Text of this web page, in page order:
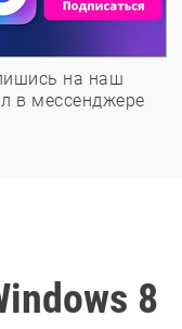
на наш
в мессенджере
8